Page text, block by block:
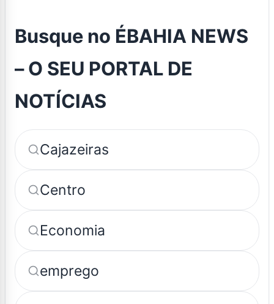
Busque no ÉBAHIA NEWS
– O SEU PORTAL DE
NOTÍCIAS
Cajazeiras
Centro
Economia
emprego